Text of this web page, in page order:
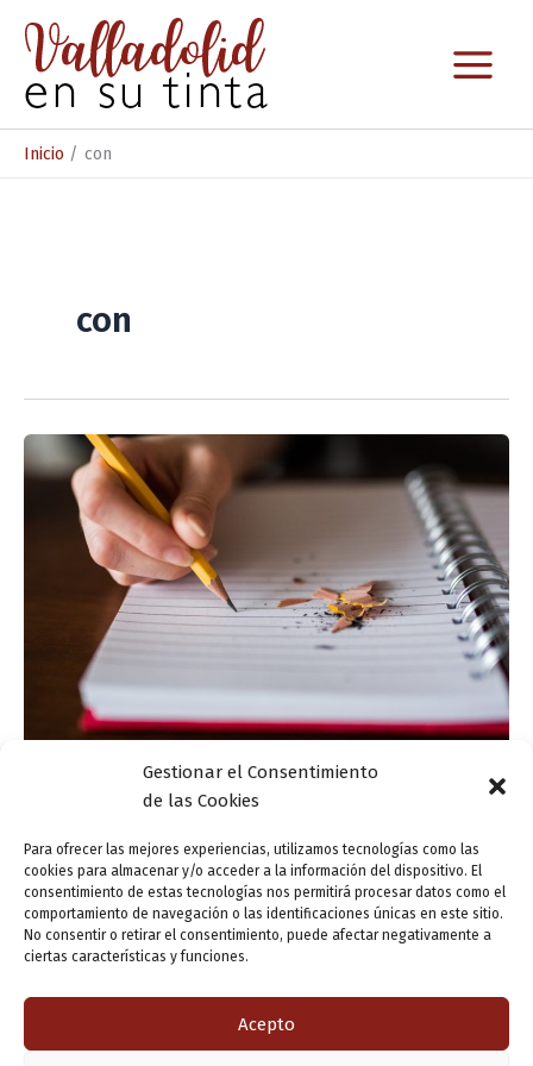
Gestionar el Consentimiento
de las Cookies
Para ofrecer las mejores experiencias, utilizamos tecnologías como las
cookies para almacenar y/o acceder a la información del dispositivo. El
consentimiento de estas tecnologías nos permitirá procesar datos como el
comportamiento de navegación o las identificaciones únicas en este sitio.
No consentir o retirar el consentimiento, puede afectar negativamente a
ciertas características y funciones.
Acepto
contenido
Inicio con
con
Refrescos lingüísticos
Formas de la preposición con y el relativo que
ensutinta/11 julio, 2018
Un ‘refresco’… por si las moscas… La preposición con y el
relativo que se asoman a nuestro escribir cotidiano con